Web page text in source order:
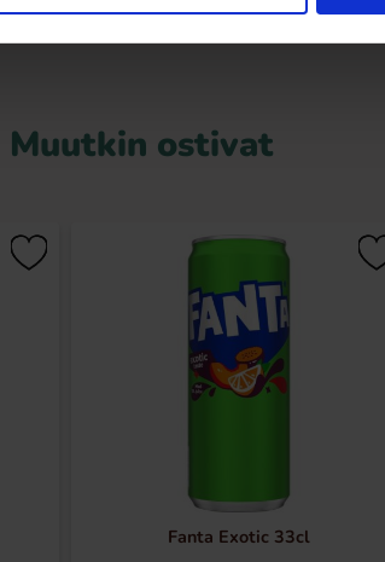
Muutkin ostivat
Fanta Exotic 33cl